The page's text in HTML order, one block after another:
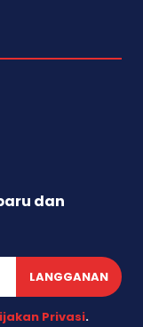
dan
LANGGANAN
Privasi.